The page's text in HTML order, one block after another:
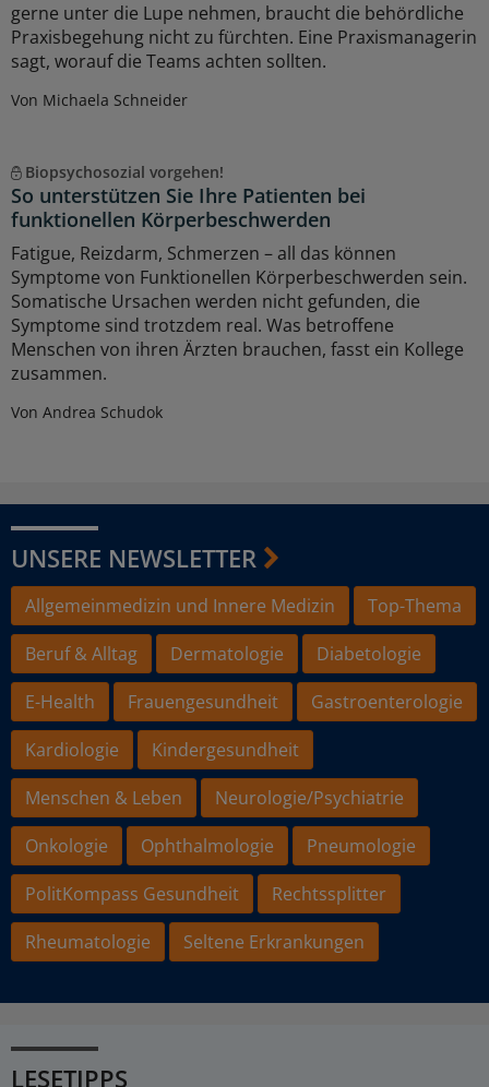
gerne unter die Lupe nehmen, braucht die behördliche
Praxisbegehung nicht zu fürchten. Eine Praxismanagerin
sagt, worauf die Teams achten sollten.
Von Michaela Schneider
Biopsychosozial vorgehen!
So unterstützen Sie Ihre Patienten bei
funktionellen Körperbeschwerden
Fatigue, Reizdarm, Schmerzen – all das können
Symptome von Funktionellen Körperbeschwerden sein.
Somatische Ursachen werden nicht gefunden, die
Symptome sind trotzdem real. Was betroffene
Menschen von ihren Ärzten brauchen, fasst ein Kollege
zusammen.
Von Andrea Schudok
UNSERE NEWSLETTER
Allgemeinmedizin und Innere Medizin
Top-Thema
Beruf & Alltag
Dermatologie
Diabetologie
E-Health
Frauengesundheit
Gastroenterologie
Kardiologie
Kindergesundheit
Menschen & Leben
Neurologie/Psychiatrie
Onkologie
Ophthalmologie
Pneumologie
PolitKompass Gesundheit
Rechtssplitter
Rheumatologie
Seltene Erkrankungen
LESETIPPS